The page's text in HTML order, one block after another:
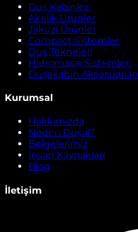
Duş Kabinleri
Akrilik Ürünler
Jakuzi Ürünler
Compact Sistemler
Duş Tekneleri
Hidromasaj Sistemleri
Duşakabin Aksesuarları
Kurumsal
Hakkımızda
Neden Duşal?
Belgelerimiz
İnsan Kaynakları
Blog
İletişim